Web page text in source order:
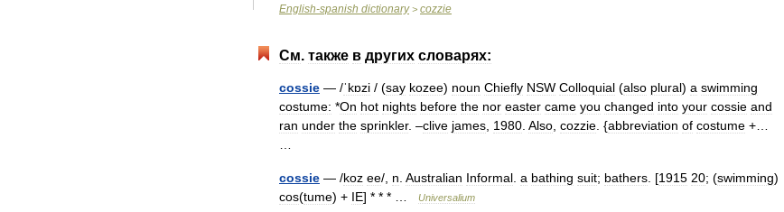
English-spanish dictionary> cozzie
См. также в других словарях:
cossie — /ˈkɒzi / (say kozee) noun Chiefly NSW Colloquial (also plural) a swimming
costume: *On hot nights before the nor easter came you changed into your cossie and
ran under the sprinkler. –clive james 1980 Also cozzie . {abbreviation of costume +…
cossie — /koz ee/, n Australian Informal a bathing suit; bathers . [1915 20; (swimming)
cos(tume) + IE] * * * … Universalium